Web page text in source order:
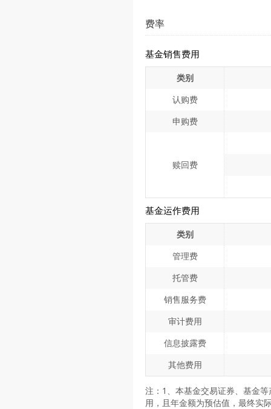
费率
基金销售费用
类别
认购费
申购费
赎回费
基金运作费用
类别
管理费
托管费
销售服务费
审计费用
信息披露费
其他费用
注：1、本基金交易证券、基金
用，且年金额为预估值，最终实